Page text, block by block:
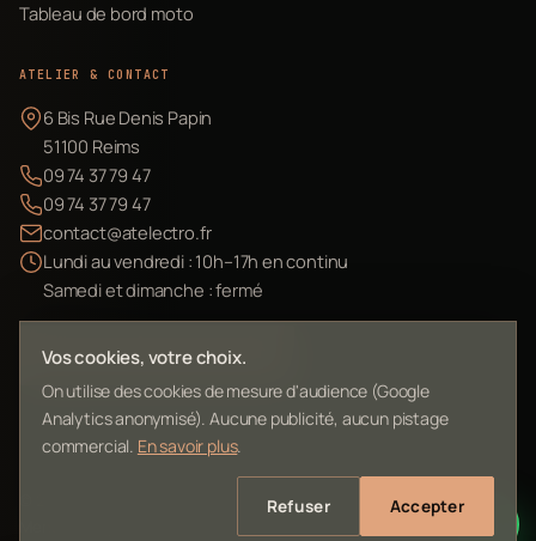
Tableau de bord moto
ATELIER & CONTACT
6 Bis Rue Denis Papin
51100 Reims
09 74 37 79 47
09 74 37 79 47
contact@atelectro.fr
Lundi au vendredi : 10h–17h en continu
Samedi et dimanche : fermé
Envoyer mon matériel
L'Atelier Electro Reims — SIRET 10261022700013
Vos cookies, votre choix.
On utilise des cookies de mesure d'audience (Google
Analytics anonymisé). Aucune publicité, aucun pistage
commercial. En savoir plus.
Refuser Accepter